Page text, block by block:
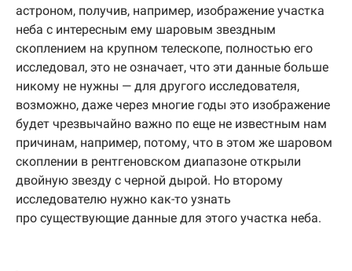
астроном, получив, например, изображение участка
неба с интересным ему шаровым звездным
скоплением на крупном телескопе, полностью его
исследовал, это не означает, что эти данные больше
никому не нужны — для другого исследователя,
возможно, даже через многие годы это изображение
будет чрезвычайно важно по еще не известным нам
причинам, например, потому, что в этом же шаровом
скоплении в рентгеновском диапазоне открыли
двойную звезду с черной дырой. Но второму
исследователю нужно как-то узнать
про существующие данные для этого участка неба.